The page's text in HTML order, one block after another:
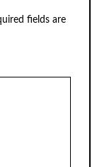
fields are